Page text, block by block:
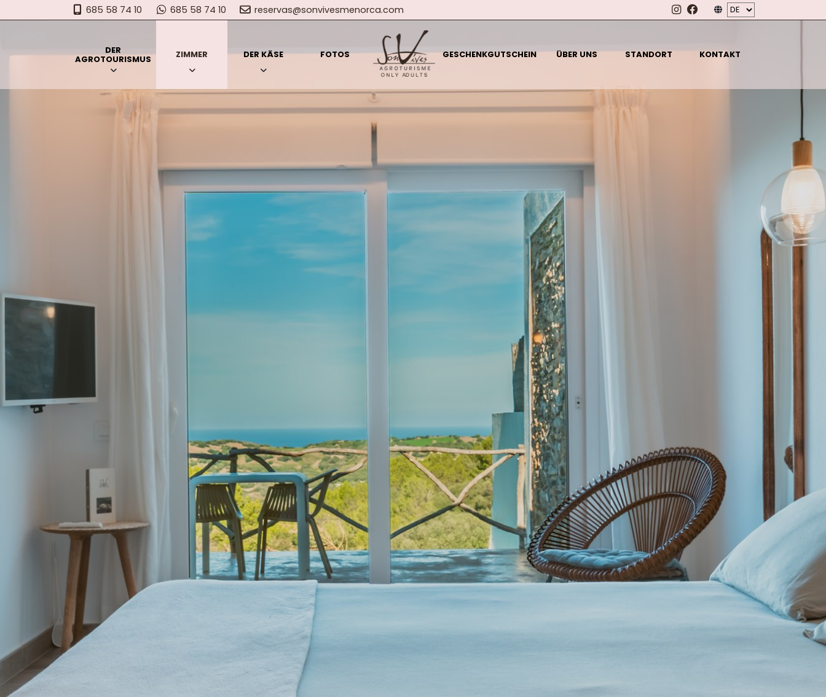
685 58 74 10 685 58 74 10 reservas@sonvivesmenorca.com
DER
AGROTOURISMUS ZIMMER DER KÄSE FOTOS GESCHENKGUTSCHEIN ÜBER UNS STANDORT KONTAKT